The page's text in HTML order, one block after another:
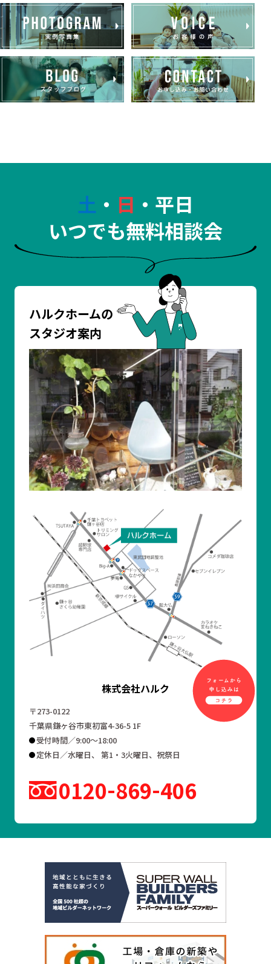
土 ・ 日 ・平日
いつでも無料相談会
ハルクホームの
スタジオ案内
株式会社ハルク
〒273-0122
千葉県鎌ヶ谷市東初富4-36-5 1F
受付時間／9:00～18:00
定休日／水曜日、 第1・3火曜日、祝祭日
0120 869 406